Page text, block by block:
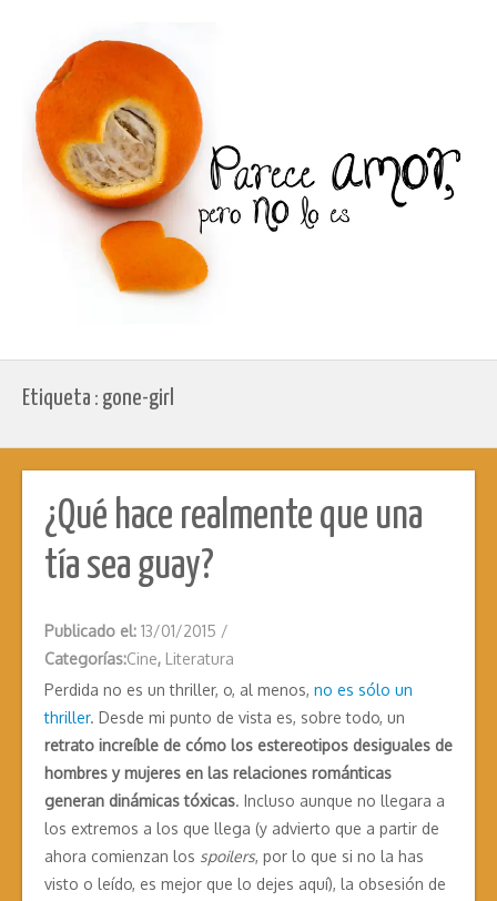
Etiqueta : gone-girl
¿Qué hace realmente que una
tía sea guay?
Publicado el: 13/01/2015 /
Categorías:Cine, Literatura
Perdida no es un thriller, o, al menos, no es sólo un
thriller. Desde mi punto de vista es, sobre todo, un
retrato increíble de cómo los estereotipos desiguales de
hombres y mujeres en las relaciones románticas
generan dinámicas tóxicas. Incluso aunque no llegara a
los extremos a los que llega (y advierto que a partir de
ahora comienzan los spoilers, por lo que si no la has
visto o leído, es mejor que lo dejes aquí), la obsesión de